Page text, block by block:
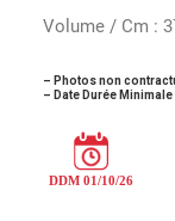
Volume / Cm :
– Photos non
– Date Durée